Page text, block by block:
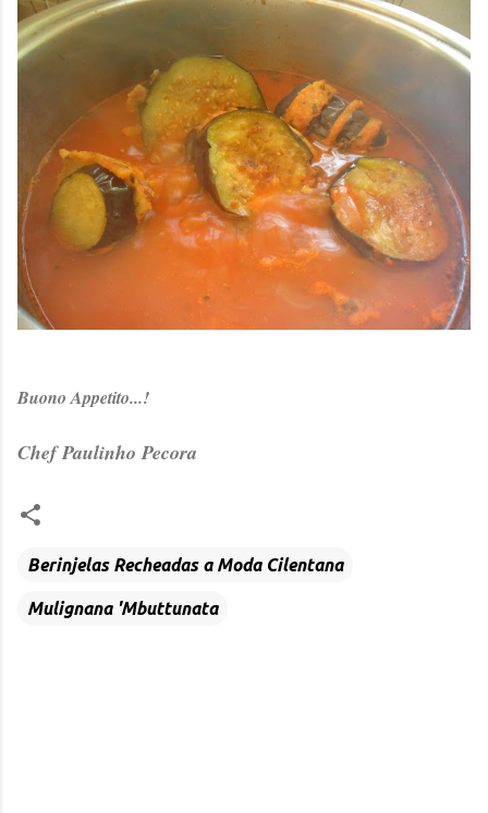
Buono Appetito...!
Chef Paulinho Pecora
Berinjelas Recheadas a Moda Cilentana
Mulignana 'Mbuttunata